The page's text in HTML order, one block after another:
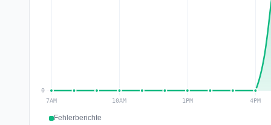
Fehlerberichte